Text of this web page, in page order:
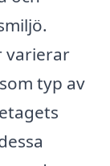
varierar
typ av